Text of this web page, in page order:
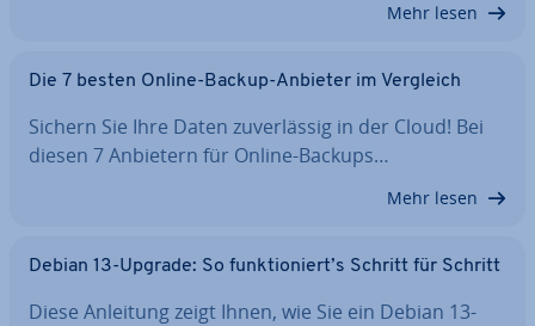
Mehr lesen
Die 7 besten Online-Backup-Anbieter im Vergleich
Sichern Sie Ihre Daten zu­ver­läs­sig in der Cloud! Bei
diesen 7 Anbietern für Online-Backups…
Mehr lesen
Debian 13-Upgrade: So funk­tio­niert’s Schritt für Schritt
Diese Anleitung zeigt Ihnen, wie Sie ein Debian 13-